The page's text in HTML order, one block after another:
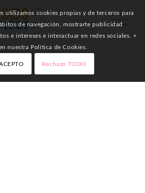
utilizamos cookies propias y de terceros para
de navegación, mostrarte publicidad
e intereses e interactuar en redes sociales. +
nuestra Política de Cookies.
Rechazo TODO